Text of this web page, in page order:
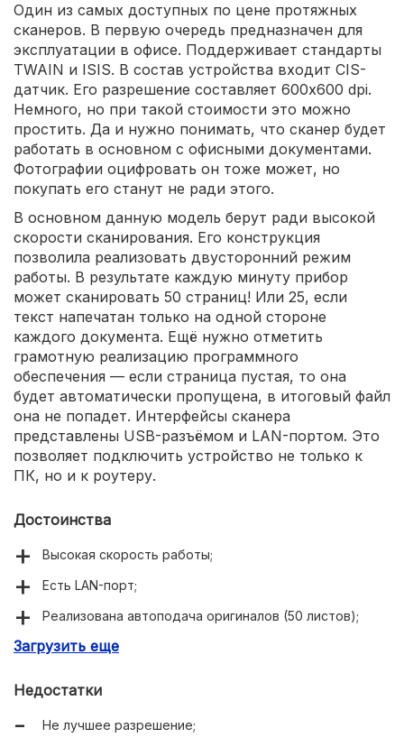
Один из самых доступных по цене протяжных
сканеров. В первую очередь предназначен для
эксплуатации в офисе. Поддерживает стандарты
TWAIN и ISIS. В состав устройства входит CIS-
датчик. Его разрешение составляет 600x600 dpi.
Немного, но при такой стоимости это можно
простить. Да и нужно понимать, что сканер будет
работать в основном с офисными документами.
Фотографии оцифровать он тоже может, но
покупать его станут не ради этого.
В основном данную модель берут ради высокой
скорости сканирования. Его конструкция
позволила реализовать двусторонний режим
работы. В результате каждую минуту прибор
может сканировать 50 страниц! Или 25, если
текст напечатан только на одной стороне
каждого документа. Ещё нужно отметить
грамотную реализацию программного
обеспечения — если страница пустая, то она
будет автоматически пропущена, в итоговый файл
она не попадет. Интерфейсы сканера
представлены USB-разъёмом и LAN-портом. Это
позволяет подключить устройство не только к
ПК, но и к роутеру.
Достоинства
Высокая скорость работы;
Есть LAN-порт;
Реализована автоподача оригиналов (50 листов);
Двустороннее сканирование;
Загрузить еще
Недостатки
Не лучшее разрешение;